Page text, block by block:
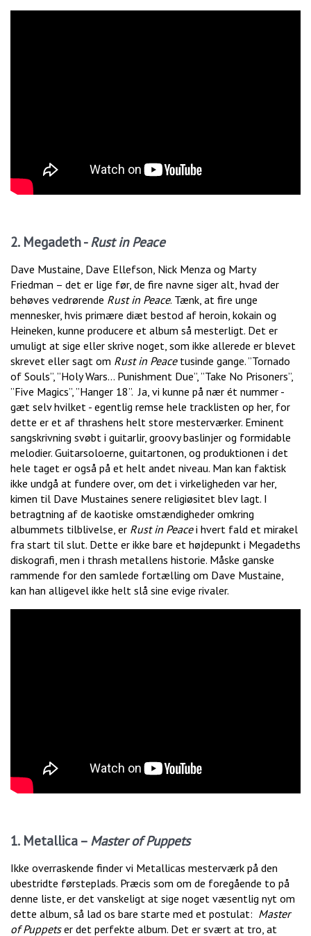
2. Megadeth -Rust in Peace
Dave Mustaine, Dave Ellefson, Nick Menza og Marty
Friedman – det er lige før, de fire navne siger alt, hvad der
behøves vedrørende Rust in Peace. Tænk, at fire unge
mennesker, hvis primære diæt bestod af heroin, kokain og
Heineken, kunne producere et album så mesterligt. Det er
umuligt at sige eller skrive noget, som ikke allerede er blevet
skrevet eller sagt om Rust in Peace tusinde gange. ”Tornado
of Souls”, ”Holy Wars… Punishment Due”, ”Take No Prisoners”,
”Five Magics”, ”Hanger 18”. Ja, vi kunne på nær ét nummer -
gæt selv hvilket - egentlig remse hele tracklisten op her, for
dette er et af thrashens helt store mesterværker. Eminent
sangskrivning svøbt i guitarlir, groovy baslinjer og formidable
melodier. Guitarsoloerne, guitartonen, og produktionen i det
hele taget er også på et helt andet niveau. Man kan faktisk
ikke undgå at fundere over, om det i virkeligheden var her,
kimen til Dave Mustaines senere religiøsitet blev lagt. I
betragtning af de kaotiske omstændigheder omkring
albummets tilblivelse, er Rust in Peacei hvert fald et mirakel
fra start til slut. Dette er ikke bare et højdepunkt i Megadeths
diskografi, men i thrash metallens historie. Måske ganske
rammende for den samlede fortælling om Dave Mustaine,
kan han alligevel ikke helt slå sine evige rivaler.
1. Metallica – Master of Puppets
Ikke overraskende finder vi Metallicas mesterværk på den
ubestridte førsteplads. Præcis som om de foregående to på
denne liste, er det vanskeligt at sige noget væsentlig nyt om
dette album, så lad os bare starte med et postulat: Master
of Puppetser det perfekte album. Det er svært at tro, at